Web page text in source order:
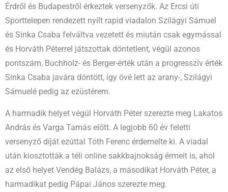
Érdről és Budapestről érkeztek versenyzők. Az Ercsi úti
Sporttelepen rendezett nyílt rapid viadalon Szilágyi Sámuel
és Sinka Csaba felváltva vezetett és miután csak egymással
és Horváth Péterrel játszottak döntetlent, végül azonos
pontszám, Buchholz- és Berger-érték után a progresszív érték
Sinka Csaba javára döntött, így övé lett az arany-, Szilágyi
Sámuelé pedig az ezüstérem.
A harmadik helyet végül Horváth Péter szerezte meg Lakatos
András és Varga Tamás előtt. A legjobb 60 év feletti
versenyző díját ezúttal Tóth Ferenc érdemelte ki. A viadal
után kiosztották a téli online sakkbajnokság érmeit is, ahol
az első helyet Vendég Balázs, a másodikat Horváth Péter, a
harmadikat pedig Pápai János szerezte meg.